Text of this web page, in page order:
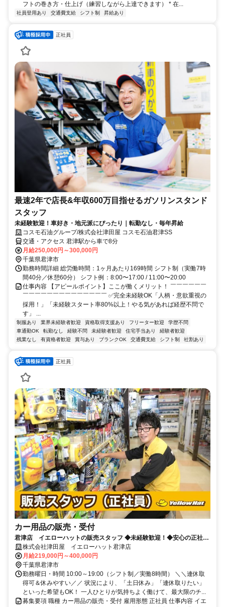
フトの巻き方・仕上げ（練習しながら上達できます） * 在...
社員登用あり 交通費支給 シフト制 昇給あり
正社員
最速2年で店長&年収600万目指せるガソリンスタンド
スタッフ
未経験歓迎！車好き・地元派にぴったり｜転勤なし・毎年昇給
コスモ石油グループ/株式会社津田屋 コスモ石油君津SS
交通・アクセス 君津駅から車で8分
月給250,000円～300,000円
千葉県君津市
勤務時間詳細 総労働時間：1ヶ月あたり169時間 シフト制（実働7時
間40分／休憩60分） シフト例：8:00〜17:00 / 11:00〜20:00
仕事内容 【アピールポイント】ここが働くメリット！ ￣￣￣￣￣￣
￣￣￣￣￣￣￣￣￣￣￣￣￣￣ ✅完全未経験OK「人柄・意欲重視の
採用！」「未経験スタート率80%以上！やる気があれば経歴不問で
す」 ...
制服あり 業界未経験者歓迎 資格取得支援あり フリーター歓迎
学歴不問
車通勤OK
転勤なし 経験不問 未経験者歓迎 住宅手当あり
経験者歓迎
残業なし
有資格者歓迎 賞与あり ブランクOK 交通費支給 シフト制 社割あり
正社員
カー用品の販売・受付
君津店 イエローハットの販売スタッフ ◆未経験歓迎！◆安心の正社
員！ ◆車好きにピッタリな仕事
株式会社津田屋 イエローハット君津店
月給219,000円～400,000円
千葉県君津市
勤務曜日・時間 10:00～19:00（シフト制／実働8時間） ＼＼連休取
得可＆休みやすい／／ 状況により、「土日休み」「連休取りたい」
といった希望もOK！ 一人ひとりが気持ちよく働けて、最大限のチ...
募集要項 職種 カー用品の販売・受付 雇用形態 正社員 仕事内容 イエ